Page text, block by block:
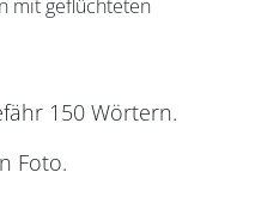
mit geflüchteten
150 Wörtern.
Foto.